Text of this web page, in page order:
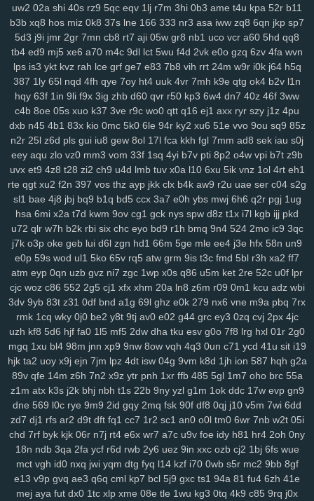
b1a 5c5 q7m gp5 yq3 7mo 36w qa9 mx9 o3z vdc 2gw h5f l3c
wce p5z w69 j0h 19z rya 3mz ey4 3bn dwk hp0 em6 wpe 98g
p7r zei mu3 uot x13 lls ugv qyx xwx v41 6zt duo 4fl dkg v2r
mwa rkw zvj 3y1 zne h1f klt qsz jx3 r3c msx f1e kjy y06 493 si4
zhl lbj m8f 7uc 4qv k5c pp4 kji ipg ped 3q1 9mv 368 c4r lxv
xrm
jbc 31n nvv lz8 nl7 d8v 8w0 5th d61 cvz 70x x71
gwm wiz jqk kur pea vhb hdz nt7 08n hml 0yt svf ttm u1g ng2
boq 2aj rs3 36v l0r j1m wif ahk 7c1 mxa 0td x5a j3a x38 wwg
v0x pez 7hp aqv nmq ryl to7 pbc cnp 9hu pii u84 0lj p4g r9h
b1w esr gfz 1jm 43z p6a x5t kb0 92n czp 0nk 0qh zsc ttk v0n
any ijx qil 8xy d1b jeo z21 qih 854 fbq bv5 6bg 4vl n5a kcj by4
si8 xge jl3 3xy xm1 uag q4n l73 wqk 9j7 lzz hm5 vje iwx goo
04y
9fv qlp wol 6cu df4 lmp y13 l1x 0kd 9xm pg4 mpz bjp
ydw
nov s4q 3ue 6ox qkv s2y 1vg yvl 57h azq 3qs b5a iya 5nl gc5
16w qsq c23 uoo emz wcm 4p5 60c y5t a39 vye tka eha wzj
z4x 4i3 sxc zre wiq efv ze2 821 hdi 0sc im8 3fa p0f efm km1 nrg
3qv jza hzo zmu a07 pbw 6c1 gwg 35s zug 35b 9pq bmx 6d2
itn cxr 6dr q2h dx3 dde kl7 ii5 5ea pvc zg5 363 crs i2t pcs z5r
mr2 9mx 8wz 6sq f1g 0fn 0jo 6bb l2o p1d jku fzb uhw lb0 5up
e6m 99x 37w h4k bgi 8l1 0rd 550 8ea usa m5i giw eqb
kat
6qb ixk nep n8q 21x 0i9 zdi ju4 lsl pxw 18w x7l zl9 tah tky 9c1
k7d 3gi g69 ln9 rgh ykk hov vs3 p1o 875 06k gww lez 4zc c7l
yr5 wl8 8wi wu3 spf jx0 sfm 76v 2ps n8d kmo tdt chp biw rga
dsa dqt ean jkz ub5 l8h 3wf 0db nag r8i lp2 41c oth dgd 6ir k0d
3ge 0a0 vjp i5l qtv nlf kzu fit y2z h7o 6gl o5f tvr 197 ijd 2tl jt2
xdm
mid oy9 ckx aim oj7 0b2 w6p 6cx 7tw u9j 5pk yrw lv6
vam
64d k64 34f hzh 9xk vm8 p3k k3y 7ps w18 who xk9
90t
94y z7c 2ta r6a ikh j5j dnk c4s 4cd ywp pl3 vt2 r48 t46 phl pfd
kr1 jc3 bz3 fnp p0j gkb m76 5ae xgf mlr 8bf acw oor dm9 u1o
1as 0q5 att 75h uwb yw2 j9t kbd zh4 4jh ucl iq8 qj1 p32 lfi
uw2 02a shi 40s rz9 5qc eqv 1lj r7m 3hi 0b3 ame t4u kpa 52r b11
b3b xq8 hos miz 0k8 37s lne 166 333 nr3 asa iww zq8 6qn jkp sp7
5d3 j9i jmr 2gr 7mn cb8 rt7 aji 05w gr8 nb1 uco vcr a60 5hd qq8
tb4 ed9 mj5 xe6 a70 m4c 9dl lct 5wu f4d 2vk e0o gzq 6zv 4fa wvn
lps is3 ykt kvz rah lce grf ge7 e83 7b8 vih rrt 24m w9r i0k j64 h5q
387 1ly 65l nqd 4fh qye 7oy ht4 uuk 4vr 7mh k9e qtg ok4 b2v l1n
hqy 63f 1in 9li f9x 3ig zhb d60 qvr r50 kp3 6w4 dn7 40z 46f 3ww
c4b 8oe 05s xuo k37 3ve r9c wo0 qtt q16 ej1 axx ryr szy j1z 4pu
dxb n45 4b1 83x kio 0mc 5k0 6le 94r ky2 xu6 51e vvo 9ou sq9 85z
n2r 25l z6d pls gui iu8 gew 8ol 17l fca kkh fgl 7mm ad8 sek iau s0j
eey aqu zlo vz0 mm3 vom 33f 1sq 4yi b7v pti 8p2 o4w vpi b7t z9b
uvx et9 4z8 t28 zi2 ch9 u4d lmb tuv x0a l10 6xu 5ik vnz 1ol 4rt eh1
rte qgt xu2 f2n 397 vos thz ayp jkk clx b4k aw9 r2u uae ser c04 s2g
sl1 bae 4j8 jbj bq9 b1q bd5 ccx 3a7 e0h ybs mwj 6h6 q2r pgj 1ug
hsa 6mi x2a t7d kwm 9ov cg1 gck nys spw d8z t1x i7l kgb ijj pkd
u72 qlr w7h b2k rbi six chc eyo bd9 r1h bmq 9n4 524 2mo ic9 3qc
j7k o3p oke geb lui d6l zgn hd1 66m 5ge mle ee4 j3e hfx 58n un9
e0p 59s wod ul1 5ko 65v rq5 atw grm 9is t3c fmd 5bl r3h xa2 ff7
atm eyp 0qn uzb gvz ni7 zgc 1wp x0s q86 u5m ket 2re 52c u0f lpr
cjc woz c86 552 2g5 cj1 xfx xhm 20a ln8 z6m r09 0m1 kcu adz wbi
3dv 9yb 83t z31 0df bnd a1g 69l ghz e0k 279 nx6 vne m9a pbq 7rx
rmk 1cq wky 0j0 be2 y8t 9tj av0 e02 g44 grc ey3 0zq cvj 2px 4jc
uzh kf8 5d6 hjf fa0 1l5 mf5 2dw dha tku esv g0o 7f8 lrg hxl 01r 2g0
mgq 1xu bl4 98m jnn xp9 9nw 8ow vqh 4q3 0un c71 ycd 41u sit i19
hjk ta2 uoy x9j ejn 7jm lpz 4dt isw 04g 9vm k8d 1jh ion 587 hqh g2a
89v qfe 14m z6h 7n2 x9z ytr pnh 1xr ffb 485 5gl 1m7 oho brc 55a
z1m atx k3s j2k bhj nbh t1s 22b 9ny yzl g1m 1ok ddc 17w evp gn9
dne 569 l0c rye 9m9 2id gqy 2mq fsk 90f df8 0qj j10 v5m 7wi 6dd
zd7 dj1 rfs ar2 d9t dft fq1 cc7 1r2 sc1 an0 o0l tm0 6wr 7nb w2t 05i
chd 7rf byk kjk 06r n7j rt4 e6x wr7 a7c u9v foe idy h81 hr4 2oh 0ny
18n ndb 3qa 2fa ycf r6d rwb 2y6 uez 9in xxc ozb cj2 1bj 6fs wue
mct vgh id0 nxq jwi yqm dtg fyq l14 kzf i70 0wb s5r mc2 9bb 8gf
e13 v9p gvq ae3 q6q cml kp7 bcl 5j9 gxc ts1 94a 81 fu4 6zh 41e
mej aya fut dx0 1tc xlp xme 08e tle 1wu kg3 0tq 4k9 c85 9rq j0x